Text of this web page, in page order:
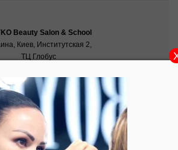
Beauty Salon & School
Киев, Институтская 2,
ТЦ Глобус